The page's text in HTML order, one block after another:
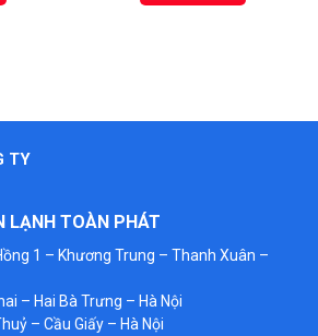
TY
LẠNH TOÀN PHÁT
1 – Khương Trung – Thanh Xuân –
– Hai Bà Trưng – Hà Nội
– Cầu Giấy – Hà Nội